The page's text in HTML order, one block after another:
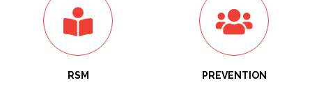
RSM PREVENTION